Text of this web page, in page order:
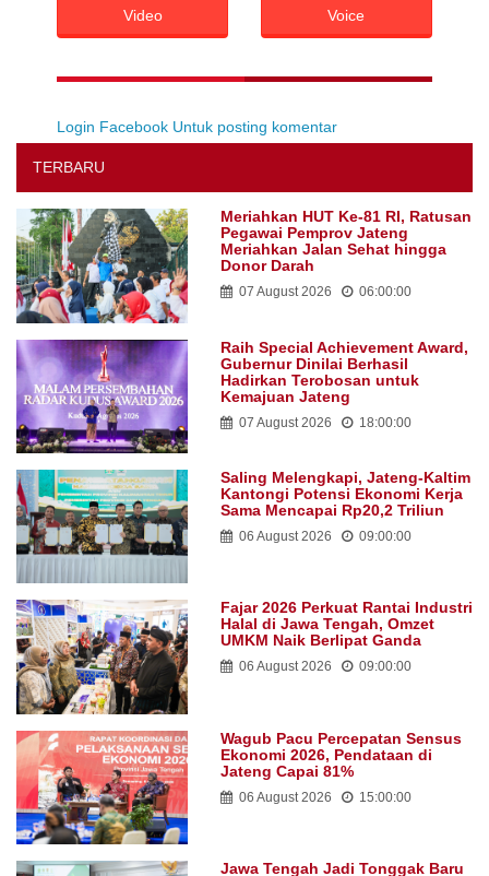
Video Voice
Login Facebook Untuk posting komentar
TERBARU
Meriahkan HUT Ke-81 RI, Ratusan
Pegawai Pemprov Jateng
Meriahkan Jalan Sehat hingga
Donor Darah
07 August 2026 06:00:00
Raih Special Achievement Award,
Gubernur Dinilai Berhasil
Hadirkan Terobosan untuk
Kemajuan Jateng
07 August 2026 18:00:00
Saling Melengkapi, Jateng-Kaltim
Kantongi Potensi Ekonomi Kerja
Sama Mencapai Rp20,2 Triliun
06 August 2026 09:00:00
Fajar 2026 Perkuat Rantai Industri
Halal di Jawa Tengah, Omzet
UMKM Naik Berlipat Ganda
06 August 2026 09:00:00
Wagub Pacu Percepatan Sensus
Ekonomi 2026, Pendataan di
Jateng Capai 81%
06 August 2026 15:00:00
Jawa Tengah Jadi Tonggak Baru